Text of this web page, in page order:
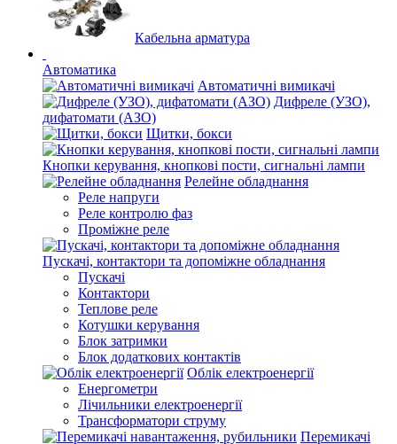
Кабельна арматура
Автоматика
Автоматичні вимикачі
Дифреле (УЗО),
дифатомати (АЗО)
Щитки, бокси
Кнопки керування, кнопкові пости, сигнальні лампи
Релейне обладнання
Реле напруги
Реле контролю фаз
Проміжне реле
Пускачі, контактори та допоміжне обладнання
Пускачі
Контактори
Теплове реле
Котушки керування
Блок затримки
Блок додаткових контактів
Облік електроенергії
Енергометри
Лічильники електроенергії
Трансформатори струму
Перемикачі